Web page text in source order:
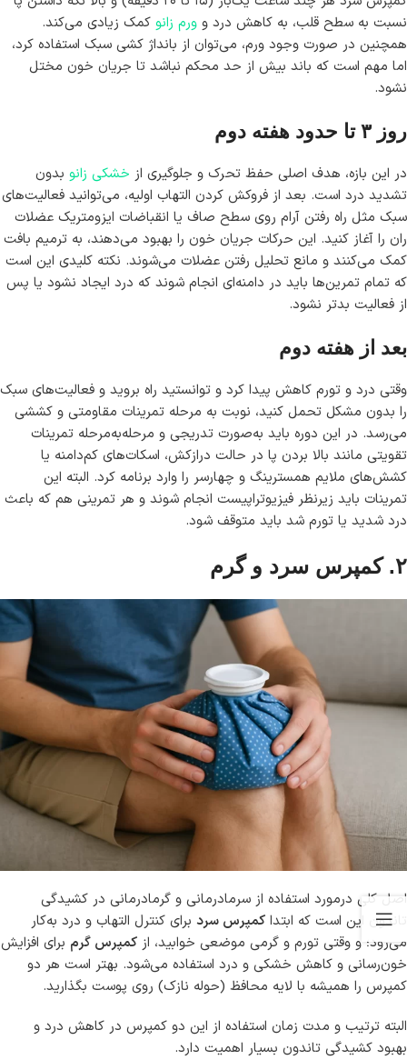
نسبت به سطح قلب، به کاهش درد و ورم زانو کمک زیادی می‌کند.
همچنین در صورت وجود ورم، می‌توان از بانداژ کشی سبک استفاده کرد،
اما مهم است که باند بیش از حد محکم نباشد تا جریان خون مختل
نشود.
روز ۳ تا حدود هفته دوم
در این بازه، هدف اصلی حفظ تحرک و جلوگیری از خشکی زانو بدون
تشدید درد است. بعد از فروکش کردن التهاب اولیه، می‌توانید فعالیت‌های
سبک مثل راه رفتن آرام روی سطح صاف یا انقباضات ایزومتریک عضلات
ران را آغاز کنید. این حرکات جریان خون را بهبود می‌دهند، به ترمیم بافت
کمک می‌کنند و مانع تحلیل رفتن عضلات می‌شوند. نکته کلیدی این است
که تمام تمرین‌ها باید در دامنه‌ای انجام شوند که درد ایجاد نشود یا پس
از فعالیت بدتر نشود.
بعد از هفته دوم
وقتی درد و تورم کاهش پیدا کرد و توانستید راه بروید و فعالیت‌های سبک
را بدون مشکل تحمل کنید، نوبت به مرحله تمرینات مقاومتی و کششی
می‌رسد. در این دوره باید به‌صورت تدریجی و مرحله‌به‌مرحله تمرینات
تقویتی مانند بالا بردن پا در حالت درازکش، اسکات‌های کم‌دامنه یا
کشش‌های ملایم همسترینگ و چهارسر را وارد برنامه کرد. البته این
تمرینات باید زیرنظر فیزیوتراپیست انجام شوند و هر تمرینی هم که باعث
درد شدید یا تورم شد باید متوقف شود.
۲. کمپرس سرد و گرم
اصل کلی درمورد استفاده از سرمادرمانی و گرمادرمانی در کشیدگی
تاندون این است که ابتدا کمپرس سرد برای کنترل التهاب و درد به‌کار
می‌رود؛ و وقتی تورم و گرمی موضعی خوابید، از کمپرس گرم برای افزایش
خون‌رسانی و کاهش خشکی و درد استفاده می‌شود. بهتر است هر دو
کمپرس را همیشه با لایه محافظ (حوله نازک) روی پوست بگذارید.
البته ترتیب و مدت زمان استفاده از این دو کمپرس در کاهش درد و
بهبود کشیدگی تاندون بسیار اهمیت دارد.